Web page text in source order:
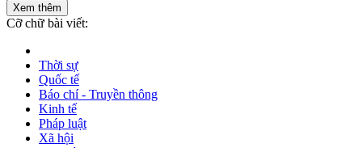
Xem thêm
Cỡ chữ bài viết:
Thời sự
Quốc tế
Báo chí - Truyền thông
Kinh tế
Pháp luật
Xã hội